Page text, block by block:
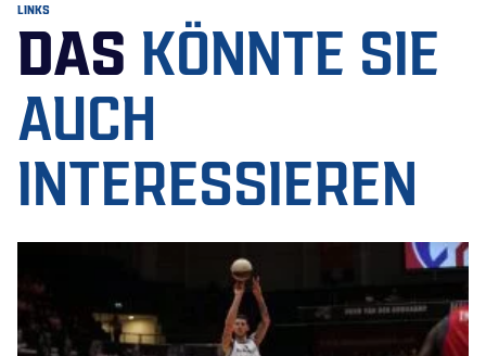
LINKS
DAS KÖNNTE SIE
AUCH
INTERESSIEREN